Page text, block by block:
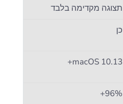
תצוגה מקדימה בלבד
כן
macOS 10.13+
96%+